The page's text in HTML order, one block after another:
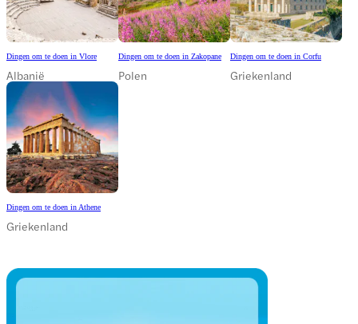
Dingen om te doen in Vlore
Albanië
Dingen om te doen in Zakopane
Polen
Dingen om te doen in Corfu
Griekenland
Dingen om te doen in Athene
Griekenland